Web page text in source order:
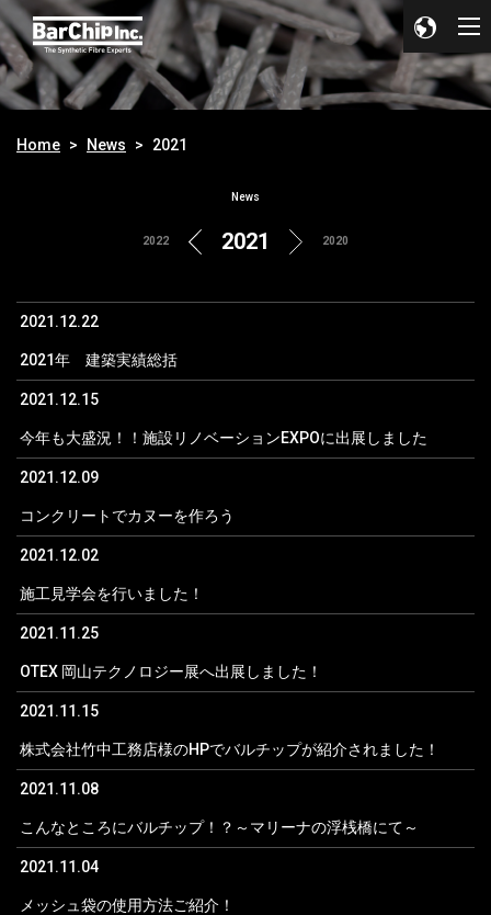
Home News 2021
News
2022 2021 2020
2021.12.22
2021年 建築実績総括
2021.12.15
今年も大盛況！！施設リノベーションEXPOに出展しました
2021.12.09
コンクリートでカヌーを作ろう
2021.12.02
施工見学会を行いました！
2021.11.25
OTEX 岡山テクノロジー展へ出展しました！
2021.11.15
株式会社竹中工務店様のHPでバルチップが紹介されました！
2021.11.08
こんなところにバルチップ！？～マリーナの浮桟橋にて～
2021.11.04
メッシュ袋の使用方法ご紹介！